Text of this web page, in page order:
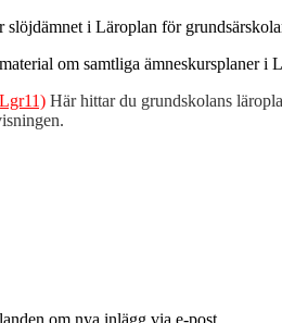
i Läroplan för
om samtliga ämneskursplaner i
Här hittar du grundskolans